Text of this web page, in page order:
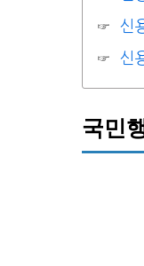
신
신
국민